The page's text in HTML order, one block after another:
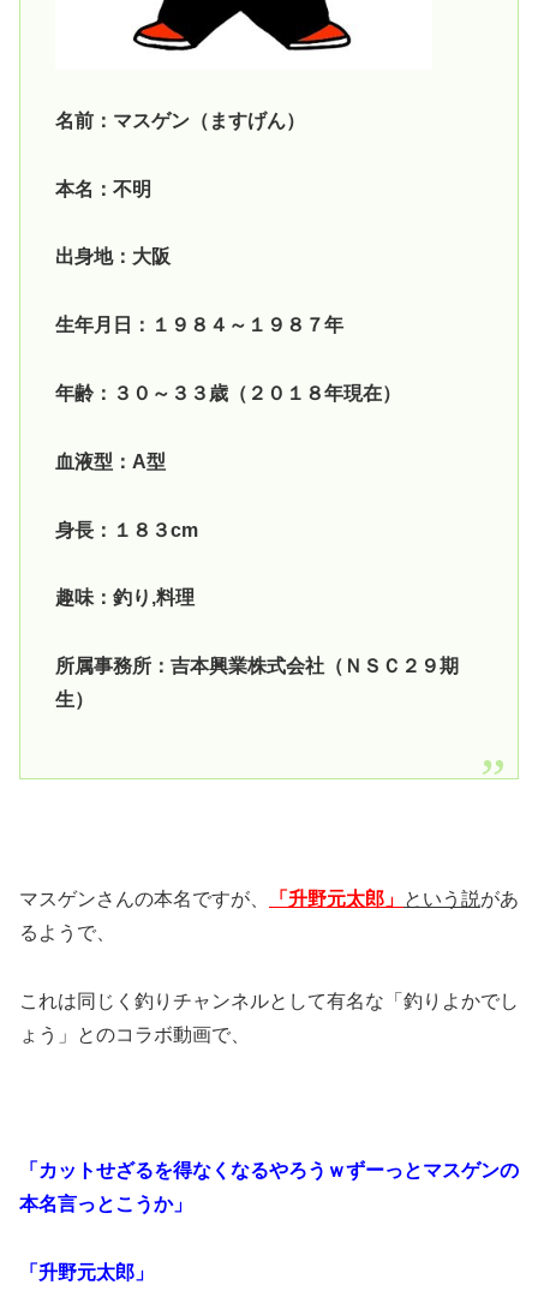
名前：マスゲン（ますげん）
本名：不明
出身地：大阪
生年月日：１９８４～１９８７年
年齢：３０～３３歳（２０１８年現在）
血液型：A型
身長：１８３cm
趣味：釣り,料理
所属事務所：吉本興業株式会社（ＮＳＣ２９期
生）
マスゲンさんの本名ですが、 「升野元太郎」 という説があ
るようで、
これは同じく釣りチャンネルとして有名な「釣りよかでし
ょう」とのコラボ動画で、
「カットせざるを得なくなるやろうｗずーっとマスゲンの
本名言っとこうか」
「升野元太郎」